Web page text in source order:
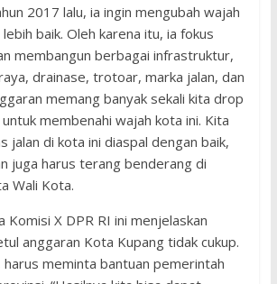
2017 lalu, ia ingin mengubah wajah
baik. Oleh karena itu, ia fokus
membangun berbagai infrastruktur,
drainase, trotoar, marka jalan, dan
memang banyak sekali kita drop
membenahi wajah kota ini. Kita
jalan di kota ini diaspal dengan baik,
juga harus terang benderang di
Wali Kota.
Komisi X DPR RI ini menjelaskan
anggaran Kota Kupang tidak cukup.
harus meminta bantuan pemerintah